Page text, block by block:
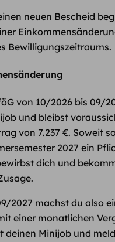
neuen Bescheid
Bewilligungszeitraums.
von 10/2026 bis 09/
und bleibst
von 7.237 €. Soweit
2027 ein
dich und
2027 machst du also
einer monatlichen
deinen Minijob und